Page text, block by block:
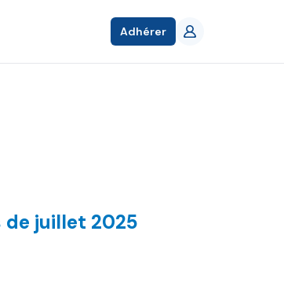
Adhérer
juillet 2025